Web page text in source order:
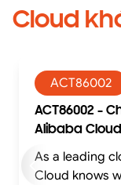
Cloud
ACT86002
ACT86002 -
Alibaba Cloud
As a leading
Cloud knows